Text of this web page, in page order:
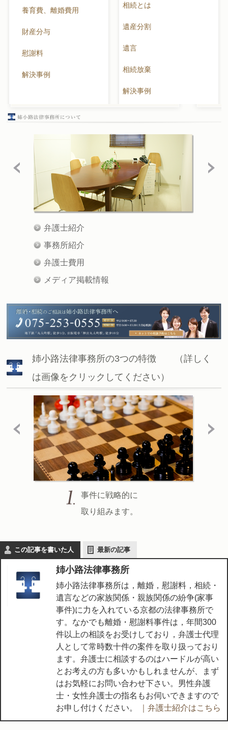
養育費、離婚費用
財産分与
慰謝料
解決事例
相続とは
遺産分割
遺言
相続放棄
解決事例
弁護士紹介
事務所紹介
弁護士費用
メディア掲載情報
姉小路法律事務所の3つの特徴 （詳しく
は画像をクリックしてください）
事件に戦略的に
取り組みます。
この記事を書いた人 最新の記事
姉小路法律事務所
姉小路法律事務所は，離婚，慰謝料，相続・
遺言などの家族関係・親族関係の紛争(家事
事件)に力を入れている京都の法律事務所で
す。なかでも離婚・慰謝料事件は，年間300
件以上の相談をお受けしており，弁護士代理
人として常時数十件の案件を取り扱っており
ます。弁護士に相談するのはハードルが高い
とお考えの方も多いかもしれませんが、まず
はお気軽にお問い合わせ下さい。男性弁護
士・女性弁護士の指名もお伺いできますので
お申し付けください。
｜弁護士紹介はこちら